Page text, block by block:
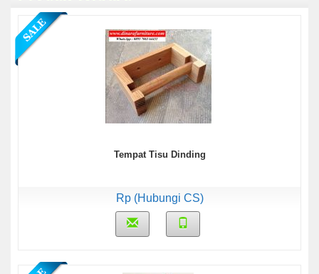
Tempat Tisu Dinding
Rp (Hubungi CS)